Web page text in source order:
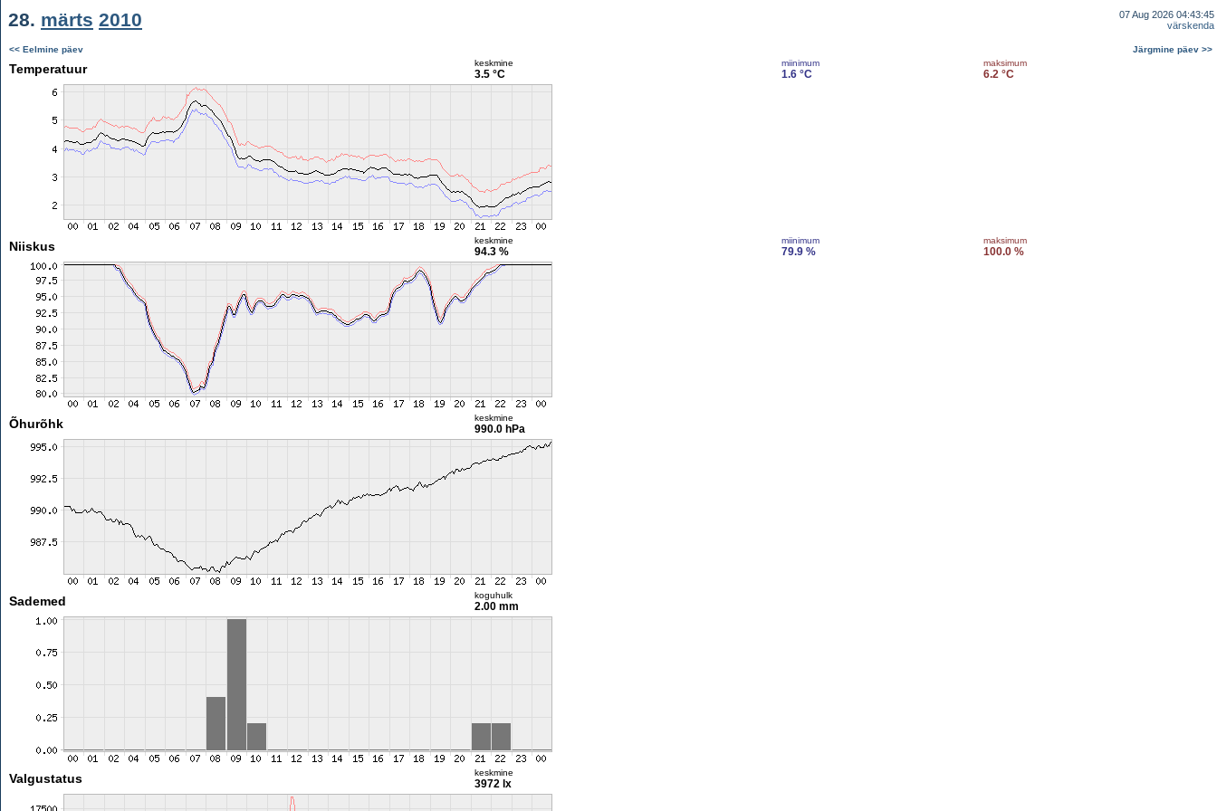
28. märts 2010
07 Aug 2026 04:43:45
värskenda
<< Eelmine päev Järgmine päev >>
Temperatuur keskmine
3.5 °C
miinimum
1.6 °C
maksimum
6.2 °C
Niiskus keskmine
94.3 %
miinimum
79.9 %
maksimum
100.0 %
Õhurõhk keskmine
990.0 hPa
Sademed koguhulk
2.00 mm
Valgustatus keskmine
3972 lx